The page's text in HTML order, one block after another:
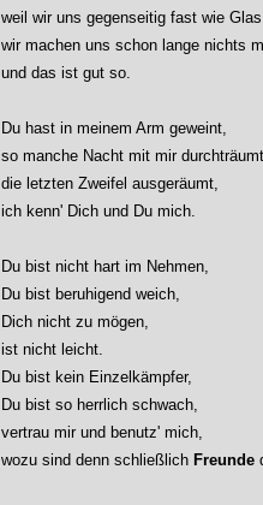
weil wir uns gegenseitig fast wie
wir machen uns schon lange nichts
und das ist gut so.
Du hast in meinem Arm geweint,
so manche Nacht mit mir
die letzten Zweifel ausgeräumt,
ich kenn' Dich und Du mich.
Du bist nicht hart im Nehmen,
Du bist beruhigend weich,
Dich nicht zu mögen,
ist nicht leicht.
Du bist kein Einzelkämpfer,
Du bist so herrlich schwach,
vertrau mir und benutz' mich,
wozu sind denn schließlich Freunde